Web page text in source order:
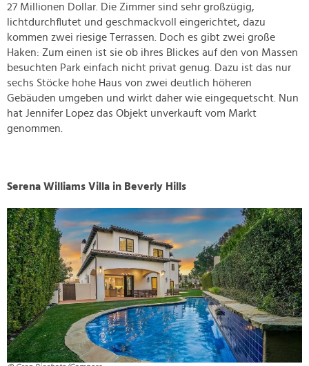
27 Millionen Dollar. Die Zimmer sind sehr großzügig,
lichtdurchflutet und geschmackvoll eingerichtet, dazu
kommen zwei riesige Terrassen. Doch es gibt zwei große
Haken: Zum einen ist sie ob ihres Blickes auf den von Massen
besuchten Park einfach nicht privat genug. Dazu ist das nur
sechs Stöcke hohe Haus von zwei deutlich höheren
Gebäuden umgeben und wirkt daher wie eingequetscht. Nun
hat Jennifer Lopez das Objekt unverkauft vom Markt
genommen.
Serena Williams Villa in Beverly Hills